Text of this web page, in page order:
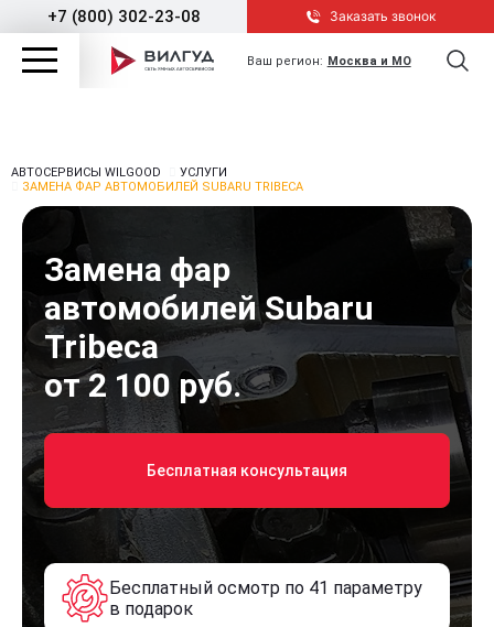
+7 (800) 302-23-08 Заказать звонок
Ваш регион: Москва и МО
АВТОСЕРВИСЫ WILGOOD
УСЛУГИ
ЗАМЕНА ФАР АВТОМОБИЛЕЙ SUBARU TRIBECA
Замена фар
автомобилей Subaru
Tribeca
от 2 100 руб.
Бесплатная консультация
Бесплатный осмотр по 41 параметру
в подарок